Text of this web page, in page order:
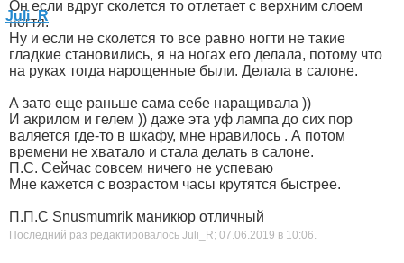
Он если вдруг сколется то отлетает с верхним слоем
ногтя.
Ну и если не сколется то все равно ногти не такие
гладкие становились, я на ногах его делала, потому что
на руках тогда нарощенные были. Делала в салоне.
А зато еще раньше сама себе наращивала ))
И акрилом и гелем )) даже эта уф лампа до сих пор
валяется где-то в шкафу, мне нравилось . А потом
времени не хватало и стала делать в салоне.
П.С. Сейчас совсем ничего не успеваю
Мне кажется с возрастом часы крутятся быстрее.
П.П.С Snusmumrik маникюр отличный
Последний раз редактировалось Juli_R; 07.06.2019 в 10:06